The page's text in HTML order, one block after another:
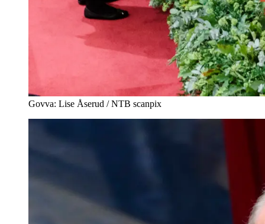
Govva: Lise Åserud / NTB scanpix